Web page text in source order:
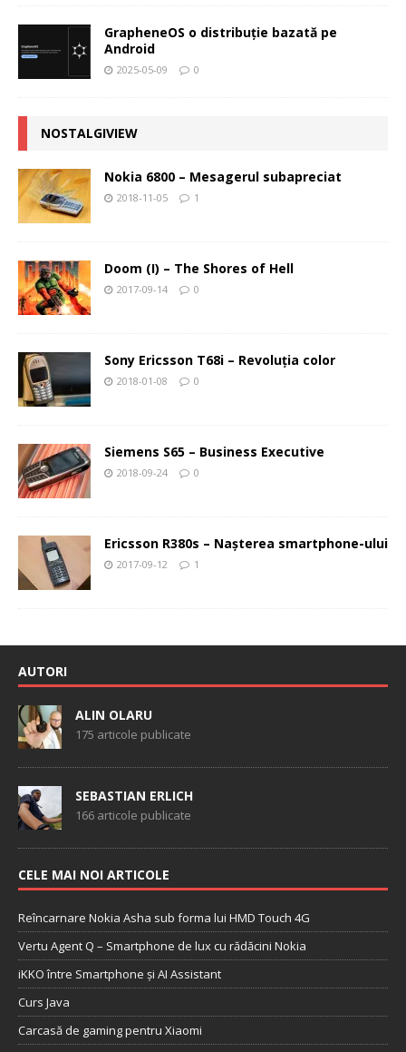
GrapheneOS o distribuție bazată pe
Android
2025-05-09 0
NOSTALGIVIEW
Nokia 6800 – Mesagerul subapreciat
2018-11-05 1
Doom (I) – The Shores of Hell
2017-09-14 0
Sony Ericsson T68i – Revoluţia color
2018-01-08 0
Siemens S65 – Business Executive
2018-09-24 0
Ericsson R380s – Naşterea smartphone-ului
2017-09-12 1
AUTORI
ALIN OLARU
175 articole publicate
SEBASTIAN ERLICH
166 articole publicate
CELE MAI NOI ARTICOLE
Reîncarnare Nokia Asha sub forma lui HMD Touch 4G
Vertu Agent Q – Smartphone de lux cu rădăcini Nokia
iKKO între Smartphone și AI Assistant
Curs Java
Carcasă de gaming pentru Xiaomi